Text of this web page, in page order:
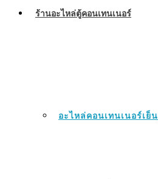
ร้านอะไหล่ตู้คอนเทนเนอร์
อะไหล่คอนเทนเนอร์เย็น